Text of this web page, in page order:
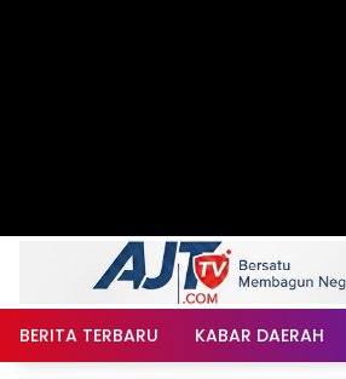
BERITA TERBARU KABAR DAERAH